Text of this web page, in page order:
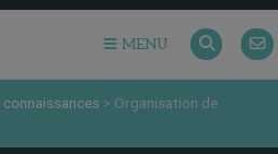
MENU
> Organisation de